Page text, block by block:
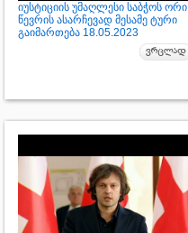
იუსტიციის უმაღლესი საბჭოს ორი
წევრის ასარჩევად მესამე ტური
გაიმართება 18.05.2023